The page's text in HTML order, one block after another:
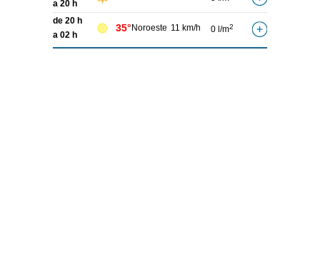
a 20 h
de 20 h
a 02 h
35° Noroeste 11 km/h 0 l/m2